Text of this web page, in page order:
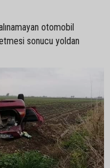
otomobil
sonucu yoldan